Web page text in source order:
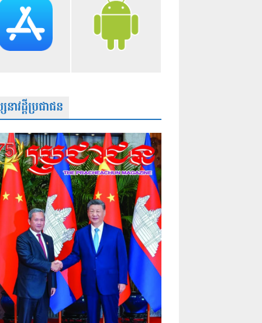
ាវដ្តីប្រជាជន